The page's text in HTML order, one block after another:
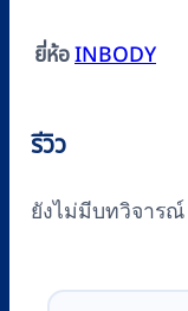
ยี่ห้อINBODY
รีวิว
ยังไม่มีบทวิจารณ์